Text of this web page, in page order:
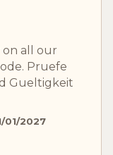
on all our
Pruefe
Gueltigkeit
01/2027